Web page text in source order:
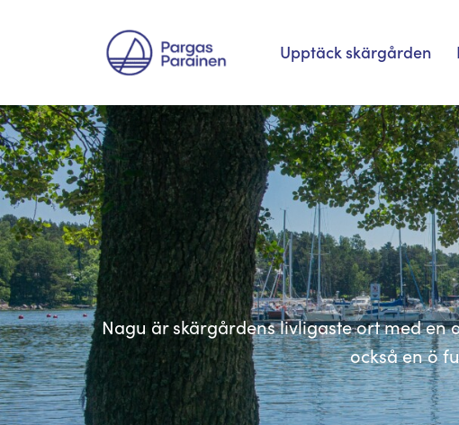
innehåll
Upptäck skärgården
Nagu är skärgårdens livligaste ort med
också en ö